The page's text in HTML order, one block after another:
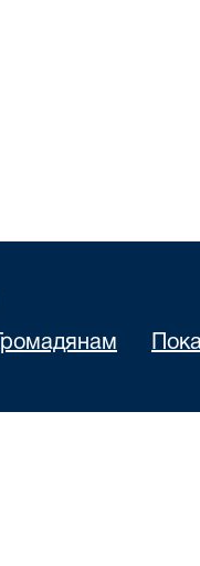
Громадянам